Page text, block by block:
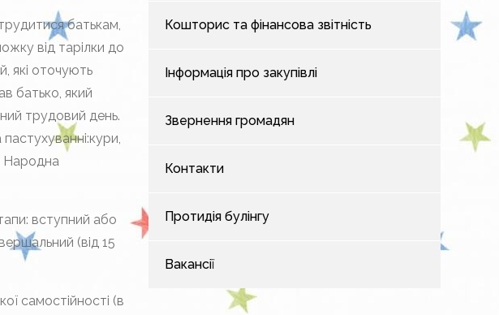
батькам,
від тарілки до
які оточують
батько, який
трудовий день.
Народна
вступний або
(від 15
самостійності (в
Кошторис та фінансова звітність
Інформація про закупівлі
Звернення громадян
Контакти
Протидія булінгу
Вакансії